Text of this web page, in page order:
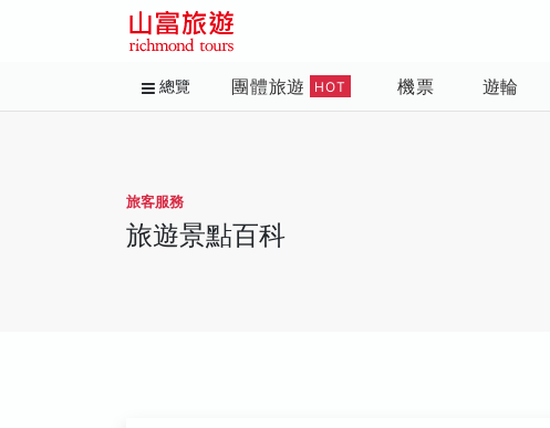
總覽 團體旅遊 HOT 機票 遊輪
旅客服務
旅遊景點百科